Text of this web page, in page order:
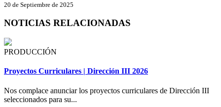
20 de Septiembre de 2025
NOTICIAS RELACIONADAS
PRODUCCIÓN
Proyectos Curriculares | Dirección III 2026
Nos complace anunciar los proyectos curriculares de Dirección III
seleccionados para su...